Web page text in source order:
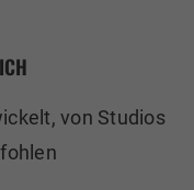
von Studios